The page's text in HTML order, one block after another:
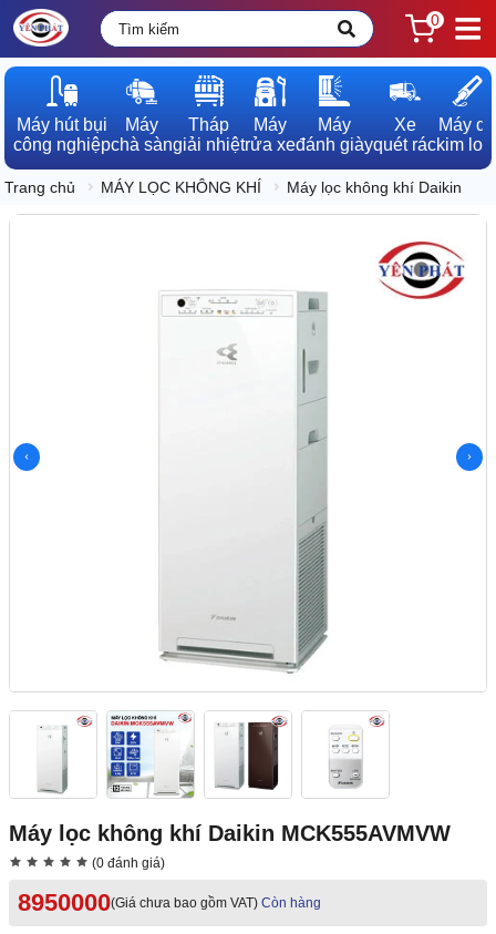
0
Máy hút bụi
công nghiệp
Máy
chà sàn
Tháp
giải nhiệt
Máy
rửa xe
Máy
đánh giày
Xe
quét rác
Máy dò
kim loại
Trang chủ MÁY LỌC KHÔNG KHÍ Máy lọc không khí Daikin
Máy lọc không khí Daikin MCK555AVMVW
(0 đánh giá)
8950000(Giá chưa bao gồm VAT) Còn hàng